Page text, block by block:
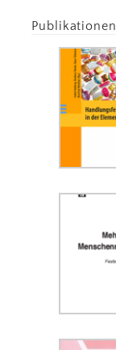
Publikationen